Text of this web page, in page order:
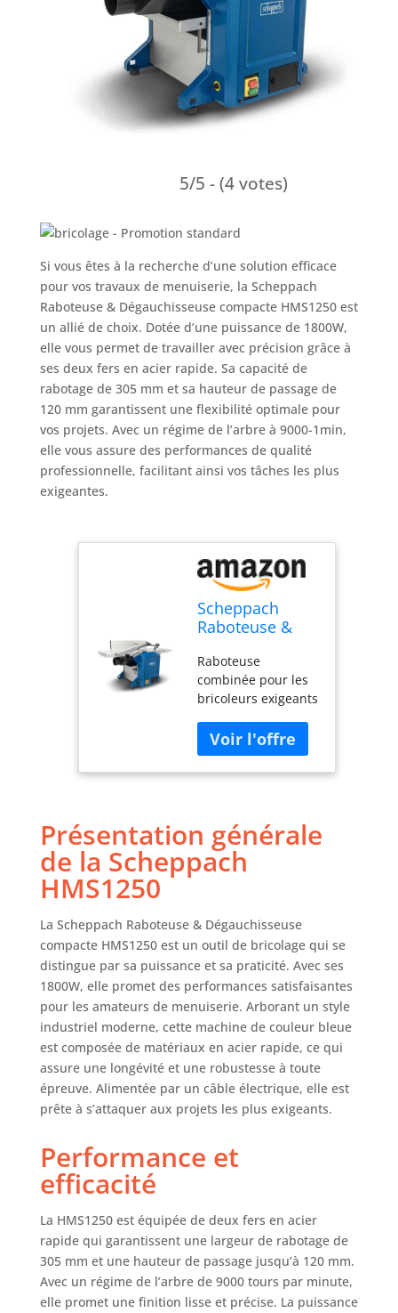
5/5 - (4 votes)
Si vous êtes à la recherche d’une solution efficace
pour vos travaux de menuiserie, la Scheppach
Raboteuse & Dégauchisseuse compacte HMS1250 est
un allié de choix. Dotée d’une puissance de 1800W,
elle vous permet de travailler avec précision grâce à
ses deux fers en acier rapide. Sa capacité de
rabotage de 305 mm et sa hauteur de passage de
120 mm garantissent une flexibilité optimale pour
vos projets. Avec un régime de l’arbre à 9000-1min,
elle vous assure des performances de qualité
professionnelle, facilitant ainsi vos tâches les plus
exigeantes.
Scheppach
Raboteuse &
compacte
HMS1250 |
Puissance
1800W | 2 fers
en acier rapide
| Largeur de
rabotage
passage
120mm |
Régime de
Raboteuse
combinée pour les
bricoleurs exigeants
caoutchouc
amortissant les
vibrations pour un
1800 W pour
dresser et raboter
sans effort Hauteur
passage : 305 mm
Deux lames de
rabot HS, vitesse de
rotation de la lame
9500 tr/min pour un
rabotage facile et
précis Réglage
facile de la hauteur
de la rabot par
manivelle Butée de
nivellement avec
de 45° pour un
angle précis de 90 °
mm Table épaisse
500 x 305 mm
Raccord
d'aspiration de 100
mm
Présentation générale
de la Scheppach
HMS1250
La Scheppach Raboteuse & Dégauchisseuse
compacte HMS1250 est un outil de bricolage qui se
distingue par sa puissance et sa praticité. Avec ses
1800W, elle promet des performances satisfaisantes
pour les amateurs de menuiserie. Arborant un style
industriel moderne, cette machine de couleur bleue
est composée de matériaux en acier rapide, ce qui
assure une longévité et une robustesse à toute
épreuve. Alimentée par un câble électrique, elle est
prête à s’attaquer aux projets les plus exigeants.
Performance et
efficacité
La HMS1250 est équipée de deux fers en acier
rapide qui garantissent une largeur de rabotage de
305 mm et une hauteur de passage jusqu’à 120 mm.
Avec un régime de l’arbre de 9000 tours par minute,
elle promet une finition lisse et précise. La puissance